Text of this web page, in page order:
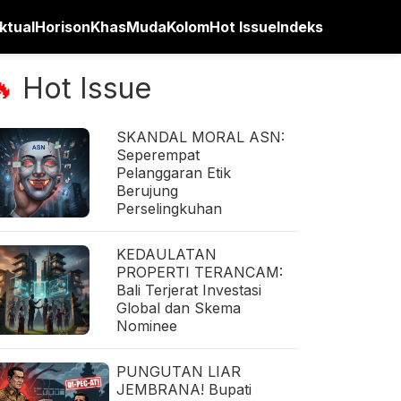
HorisonKhasMudaKolomHot IssueIndeks
Hot Issue
SKANDAL MORAL ASN:
Seperempat
Pelanggaran Etik
Berujung
Perselingkuhan
KEDAULATAN
PROPERTI TERANCAM:
Bali Terjerat Investasi
Global dan Skema
Nominee
PUNGUTAN LIAR
JEMBRANA! Bupati